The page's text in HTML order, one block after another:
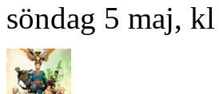
söndag 5 maj,